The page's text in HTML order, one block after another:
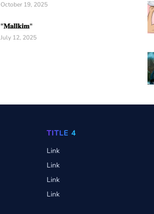
October 19, 2025
"𝐌𝐚𝐥𝐥𝐤𝐢𝐦"
July 12, 2025
TITLE 4
Link
Link
Link
Link